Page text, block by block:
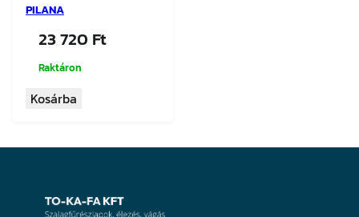
PILANA
23 720 Ft
Raktáron
Kosárba